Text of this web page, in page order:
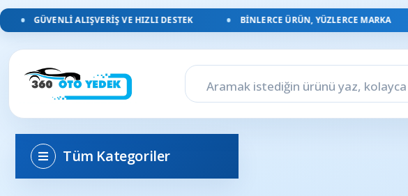
ALIŞVERIŞ VE HIZLI DESTEK BINLERCE ÜRÜN, YÜZLERCE MARKA
Tüm Kategoriler